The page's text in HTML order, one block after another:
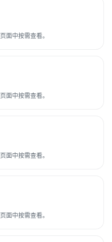
面中按需查看。
面中按需查看。
面中按需查看。
面中按需查看。